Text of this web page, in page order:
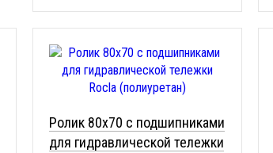
Ролик 80x70 с подшипниками
для гидравлической тележки